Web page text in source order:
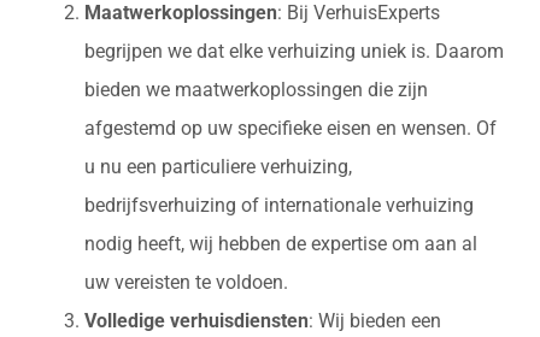
Maatwerkoplossingen: Bij VerhuisExperts
begrijpen we dat elke verhuizing uniek is. Daarom
bieden we maatwerkoplossingen die zijn
afgestemd op uw specifieke eisen en wensen. Of
u nu een particuliere verhuizing,
bedrijfsverhuizing of internationale verhuizing
nodig heeft, wij hebben de expertise om aan al
uw vereisten te voldoen.
Volledige verhuisdiensten: Wij bieden een